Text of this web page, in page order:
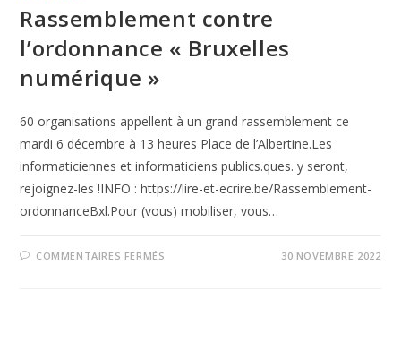
Rassemblement contre
l’ordonnance « Bruxelles
numérique »
60 organisations appellent à un grand rassemblement ce
mardi 6 décembre à 13 heures Place de l’Albertine.Les
informaticiennes et informaticiens publics.ques. y seront,
rejoignez-les !INFO : https://lire-et-ecrire.be/Rassemblement-
ordonnanceBxl.Pour (vous) mobiliser, vous…
COMMENTAIRES FERMÉS 30 NOVEMBRE 2022